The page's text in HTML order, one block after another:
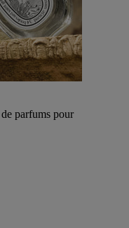
parfums pour